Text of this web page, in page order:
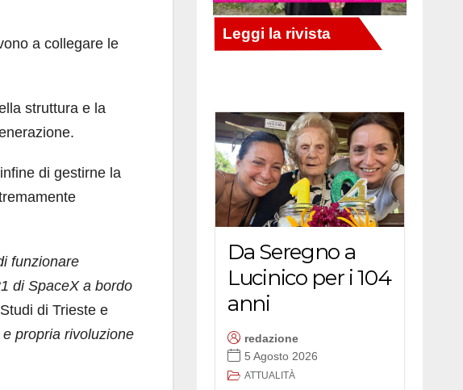
a collegare le
struttura e la
di gestirne la
funzionare
di SpaceX a bordo
di Trieste e
propria rivoluzione
Da Seregno a
Lucinico per i 104
anni
redazione
5 Agosto 2026
ATTUALITÀ